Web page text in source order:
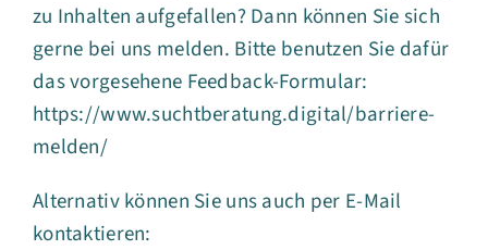
zu Inhalten aufgefallen? Dann können Sie sich
gerne bei uns melden. Bitte benutzen Sie dafür
das vorgesehene Feedback-Formular:
https://www.suchtberatung.digital/barriere-
melden/
Alternativ können Sie uns auch per E-Mail
kontaktieren: